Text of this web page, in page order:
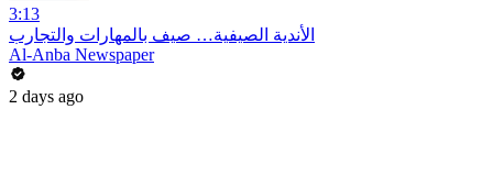
3:13
الأندية الصيفية… صيف بالمهارات والتجارب
Al-Anba Newspaper
2 days ago